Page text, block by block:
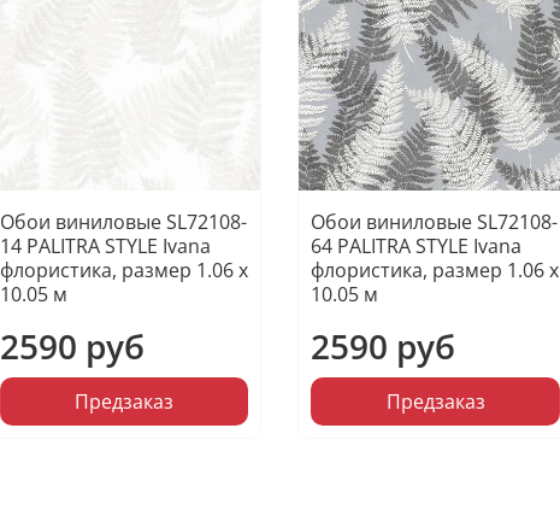
Обои виниловые SL72108-
14 PALITRA STYLE Ivana
флористика, размер 1.06 х
10.05 м
2590 руб
Предзаказ
Обои виниловые SL72108-
64 PALITRA STYLE Ivana
флористика, размер 1.06 х
10.05 м
2590 руб
Предзаказ